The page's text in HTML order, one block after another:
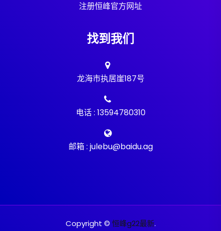
注册恒峰官方网址
找到我们
龙海市执居崖187号
电话 : 13594780310
邮箱 : julebu@baidu.ag
Copyright © 恒峰g22最新.